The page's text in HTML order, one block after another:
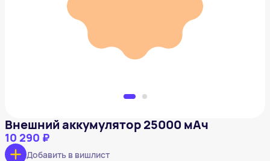
Внешний аккумулятор 25000 мАч
10 290 ₽
Добавить в вишлист